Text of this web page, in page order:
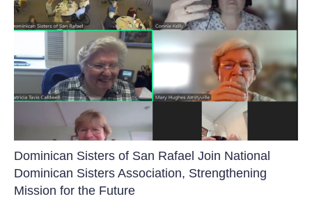
Dominican Sisters of San Rafael Join National
Dominican Sisters Association, Strengthening
Mission for the Future